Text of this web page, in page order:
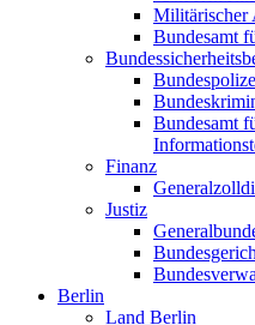
Militärischer
Bundesamt
Bundesamt
Finanz
Justiz
Berlin
Land Berlin